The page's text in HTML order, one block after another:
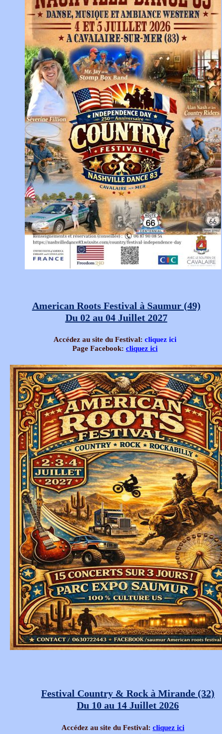
Accédez au site du Festival: cliquez ici
Page Facebook: cliquez ici
American Roots Festival à Saumur (49)
Du 02 au 04 Juillet 2027
Accédez au site du Festival: cliquez ici
Festival Country & Rock à Mirande (32)
Du 10 au 14 Juillet 2026